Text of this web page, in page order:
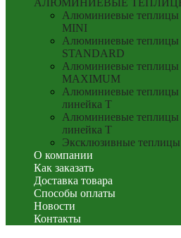
АЛЮМИНИЕВЫЕ ТЕПЛИЦЫ
Алюминиевые
MINI
Алюминиевые
STANDARD
Алюминиевые
MAXIMUM
Алюминиевые теплицы
линейка T
Алюминиевые теплицы
линейка T
Эксклюзивные теплицы
О компании
Как заказать
Доставка товара
Способы оплаты
Новости
Контакты